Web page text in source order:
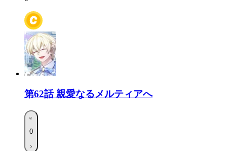
第62話 親愛なるメルティアへ
0